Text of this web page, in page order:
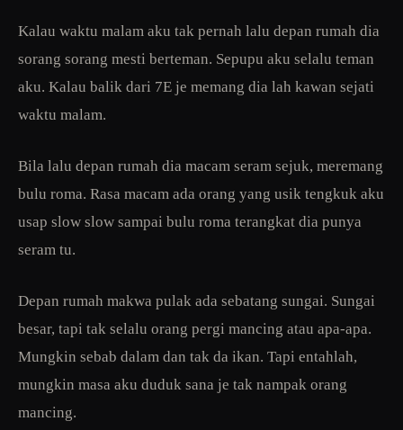
Kalau waktu malam aku tak pernah lalu depan rumah dia
sorang sorang mesti berteman. Sepupu aku selalu teman
aku. Kalau balik dari 7E je memang dia lah kawan sejati
waktu malam.
Bila lalu depan rumah dia macam seram sejuk, meremang
bulu roma. Rasa macam ada orang yang usik tengkuk aku
usap slow slow sampai bulu roma terangkat dia punya
seram tu.
Depan rumah makwa pulak ada sebatang sungai. Sungai
besar, tapi tak selalu orang pergi mancing atau apa-apa.
Mungkin sebab dalam dan tak da ikan. Tapi entahlah,
mungkin masa aku duduk sana je tak nampak orang
mancing.